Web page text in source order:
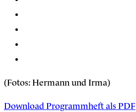
(Fotos: Hermann und Irma)
Download Programmheft als PDF